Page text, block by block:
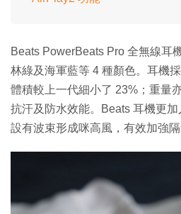
Beats PowerBeats Pro 全無線耳
林綠及海軍藍等 4 種顏色。耳機
體積較上一代細小了 23%；重量
抗汗及防水效能。Beats 耳機更
設有波束形成咪高風，有效加強